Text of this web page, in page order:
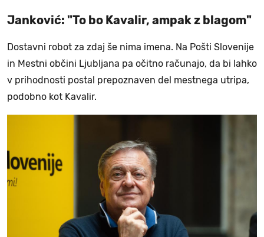
Janković: "To bo Kavalir, ampak z blagom"
Dostavni robot za zdaj še nima imena. Na Pošti Slovenije
in Mestni občini Ljubljana pa očitno računajo, da bi lahko
v prihodnosti postal prepoznaven del mestnega utripa,
podobno kot Kavalir.